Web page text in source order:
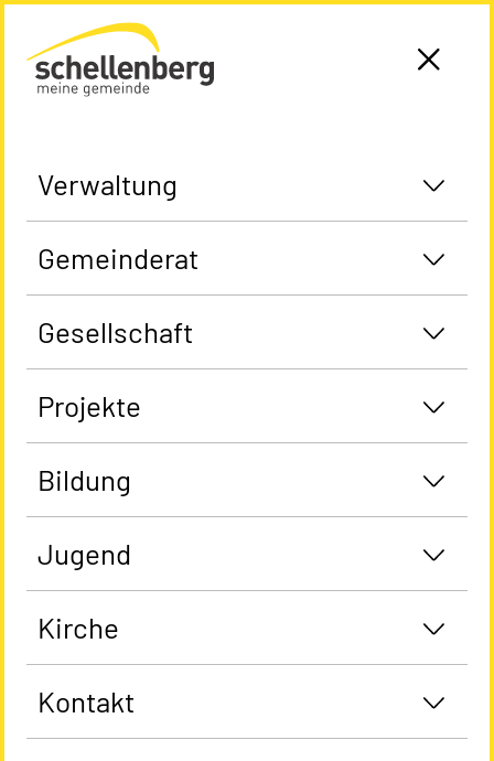
Gemeinde Schellenberg Startseite
Verwaltung
Gemeinderat
Gesellschaft
Projekte
Bildung
Jugend
Kirche
Kontakt